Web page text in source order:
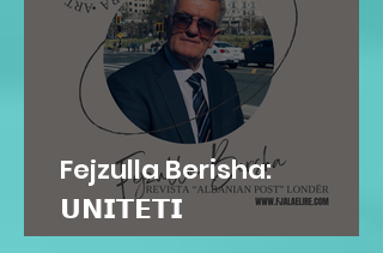
Fejzulla Berisha:
𝗨𝗡𝗜𝗧𝗘𝗧𝗜